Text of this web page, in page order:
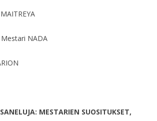
Mestari NADA
MESTARIEN SUOSITUKSET,